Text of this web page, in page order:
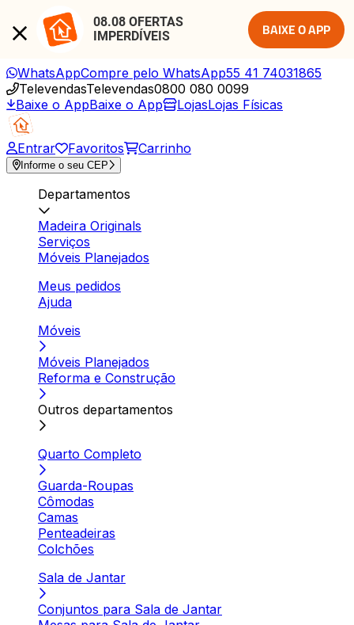
08.08 OFERTAS
IMPERDÍVEIS
BAIXE O APP
WhatsAppCompre pelo WhatsApp55 41 74031865
TelevendasTelevendas0800 080 0099
Baixe o AppBaixe o App LojasLojas Físicas
Entrar Favoritos Carrinho
Informe o seu CEP
Departamentos
Madeira Originals
Serviços
Móveis Planejados
Meus pedidos
Ajuda
Móveis
Móveis Planejados
Reforma e Construção
Outros departamentos
Quarto Completo
Guarda-Roupas
Cômodas
Camas
Penteadeiras
Colchões
Sala de Jantar
Conjuntos para Sala de Jantar